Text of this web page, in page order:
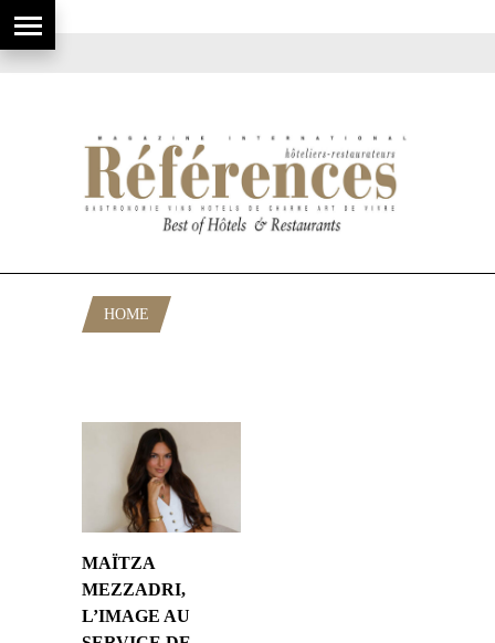
HOME
MAÏTZA
MEZZADRI,
L’IMAGE AU